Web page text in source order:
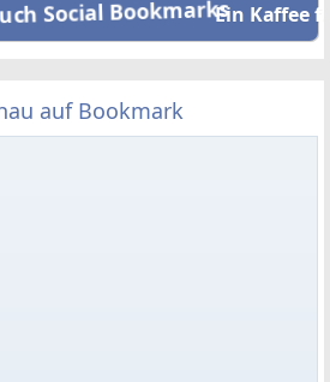
Ein Kaffee
auf Bookmark